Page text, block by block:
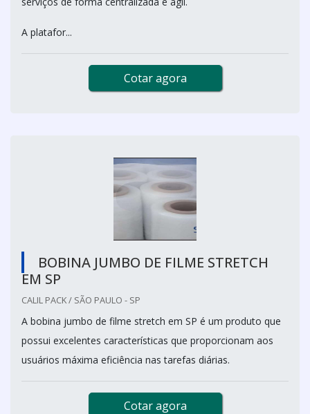
A platafor...
Cotar agora
BOBINA JUMBO DE FILME STRETCH
EM SP
CALIL PACK / SÃO PAULO - SP
A bobina jumbo de filme stretch em SP é um produto que
possui excelentes características que proporcionam aos
usuários máxima eficiência nas tarefas diárias.
Cotar agora